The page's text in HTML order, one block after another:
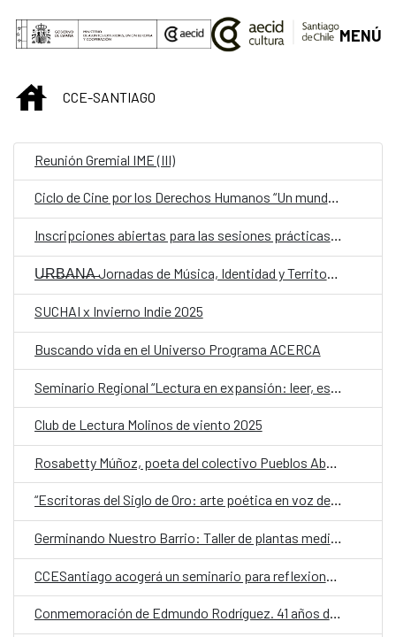
Saltar al contenido principal
MENÚ
INICIOCCE-SANTIAGO
Reunión Gremial IME (III)
Ciclo de Cine por los Derechos Humanos “Un mundo en movimiento”.
Inscripciones abiertas para las sesiones prácticas para el “2do Conversatorio silencioso sobre Ecofeminismo”
SUCHAI x Invierno Indie 2025
Buscando vida en el Universo Programa ACERCA
Club de Lectura Molinos de viento 2025
Rosabetty Múñoz, poeta del colectivo Pueblos Abandonados: “No queremos ir a Santiago a buscar reconocimiento”
“Escritoras del Siglo de Oro: arte poética en voz de mujer”, una clínica o taller de formación previo al IX Festival de Verso Clásico
Germinando Nuestro Barrio: Taller de plantas medicinales y ungüentos
Conmemoración de Edmundo Rodríguez. 41 años de VIH en Chile